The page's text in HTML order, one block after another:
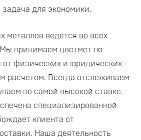
задача для экономики.
металлов ведется во всех
Мы принимаем цветмет по
от физических и юридических
расчетом. Всегда отслеживаем
по самой высокой ставке.
специализированной
клиента от
Наша деятельность